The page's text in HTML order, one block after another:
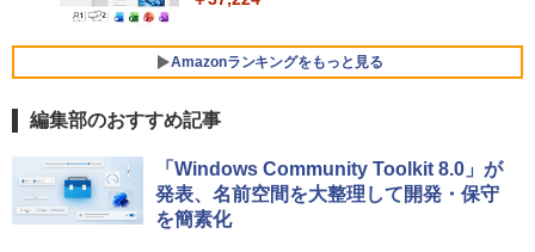
Core i5/16GB/SSD 512GB/ホワイト) FM
VWK3E15W_AZ
￥119,800
Amazonランキングをもっと見る
生成AIパスポート公式テキスト 第４版
￥1,766
Amazon Kindle Paperwhite (16GB) 7イ
ンチディスプレイ、色調調節ライト、12
週間持続バッテリー、広告なし、ブラッ
ク
編集部のおすすめ記事
「Windows Community Toolkit 8.0」が
発表、名前空間を大整理して開発・保守
を簡素化